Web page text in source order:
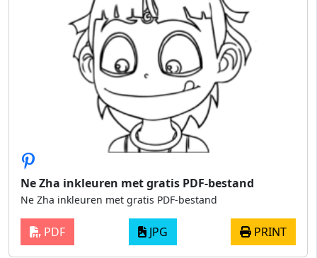
Ne Zha inkleuren met gratis PDF-bestand
Ne Zha inkleuren met gratis PDF-bestand
PDF JPG PRINT